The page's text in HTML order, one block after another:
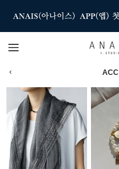
#신상7%할인
#MD추천 #당일발송
ACC